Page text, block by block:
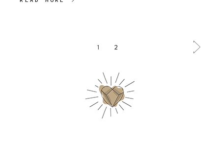
BERICHTEN
PAGINERING
1 2